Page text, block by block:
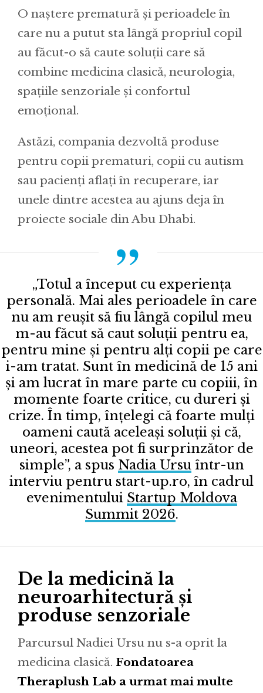
O naștere prematură și perioadele în
care nu a putut sta lângă propriul copil
au făcut-o să caute soluții care să
combine medicina clasică, neurologia,
spațiile senzoriale și confortul
emoțional.
Astăzi, compania dezvoltă produse
pentru copii prematuri, copii cu autism
sau pacienți aflați în recuperare, iar
unele dintre acestea au ajuns deja în
proiecte sociale din Abu Dhabi.
„Totul a început cu experiența
personală. Mai ales perioadele în care
nu am reușit să fiu lângă copilul meu
m-au făcut să caut soluții pentru ea,
pentru mine și pentru alți copii pe care
i-am tratat. Sunt în medicină de 15 ani
și am lucrat în mare parte cu copiii, în
momente foarte critice, cu dureri și
crize. În timp, înțelegi că foarte mulți
oameni caută aceleași soluții și că,
uneori, acestea pot fi surprinzător de
simple”, a spus Nadia Ursuîntr-un
interviu pentru start-up.ro, în cadrul
evenimentului Startup Moldova
Summit 2026.
De la medicină la
neuroarhitectură și
produse senzoriale
Parcursul Nadiei Ursu nu s-a oprit la
medicina clasică. Fondatoarea
Theraplush Lab a urmat mai multe